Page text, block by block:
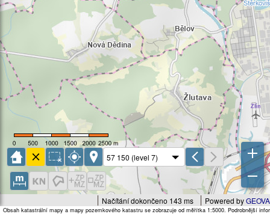
Powered by
Načítání dokončeno 143 ms
Obsah katastrální mapy a mapy pozemkového katastru se zobrazuje od měřítka 1:5000. Podrobnější